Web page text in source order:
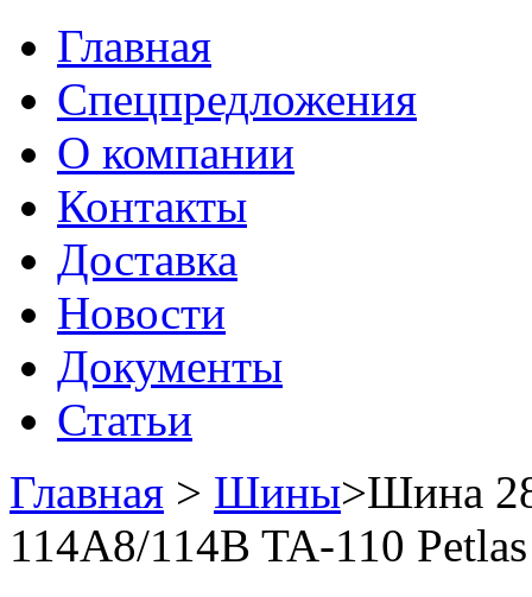
Главная
Спецпредложения
О компании
Контакты
Доставка
Новости
Документы
Статьи
Главная > Шины>Шина
114A8/114B TA-110 Petlas